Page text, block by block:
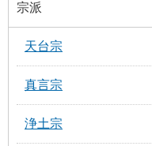
宗派
天台宗
真言宗
浄土宗